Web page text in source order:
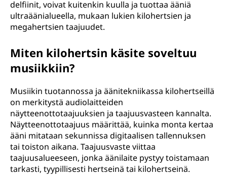
delfiinit, voivat kuitenkin kuulla ja tuottaa ääniä
ultraäänialueella, mukaan lukien kilohertsien ja
megahertsien taajuudet.
Miten kilohertsin käsite soveltuu
musiikkiin?
Musiikin tuotannossa ja äänitekniikassa kilohertseillä
on merkitystä audiolaitteiden
näytteenottotaajuuksien ja taajuusvasteen kannalta.
Näytteenottotaajuus määrittää, kuinka monta kertaa
ääni mitataan sekunnissa digitaalisen tallennuksen
tai toiston aikana. Taajuusvaste viittaa
taajuusalueeseen, jonka äänilaite pystyy toistamaan
tarkasti, tyypillisesti hertseinä tai kilohertseinä.